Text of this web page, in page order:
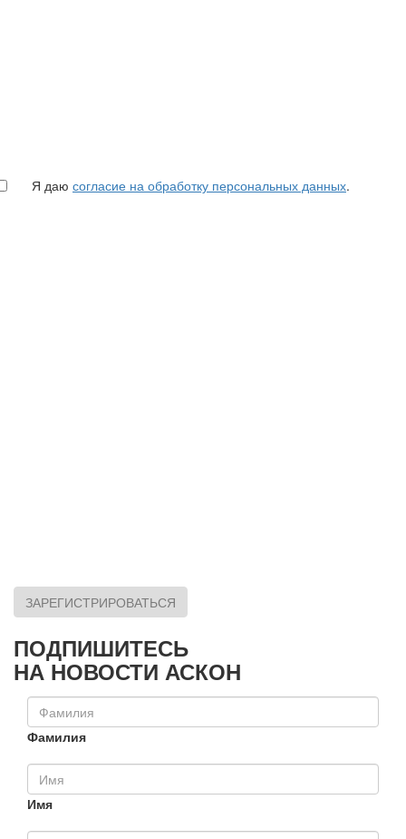
Я даю согласие на обработку персональных данных.
ЗАРЕГИСТРИРОВАТЬСЯ
ПОДПИШИТЕСЬ
НА НОВОСТИ АСКОН
Фамилия
Имя